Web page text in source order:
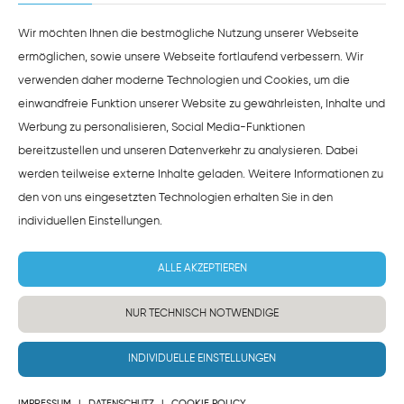
ZUSTIMMEN
HINWEISE ZUM DATENSCHUTZ
Wir möchten Ihnen die bestmögliche Nutzung unserer Webseite
ermöglichen, sowie unsere Webseite fortlaufend verbessern. Wir
verwenden daher moderne Technologien und Cookies, um die
einwandfreie Funktion unserer Website zu gewährleisten, Inhalte und
Werbung zu personalisieren, Social Media-Funktionen
bereitzustellen und unseren Datenverkehr zu analysieren. Dabei
werden teilweise externe Inhalte geladen. Weitere Informationen zu
den von uns eingesetzten Technologien erhalten Sie in den
individuellen Einstellungen.
ALLE AKZEPTIEREN
NUR TECHNISCH NOTWENDIGE
INDIVIDUELLE EINSTELLUNGEN